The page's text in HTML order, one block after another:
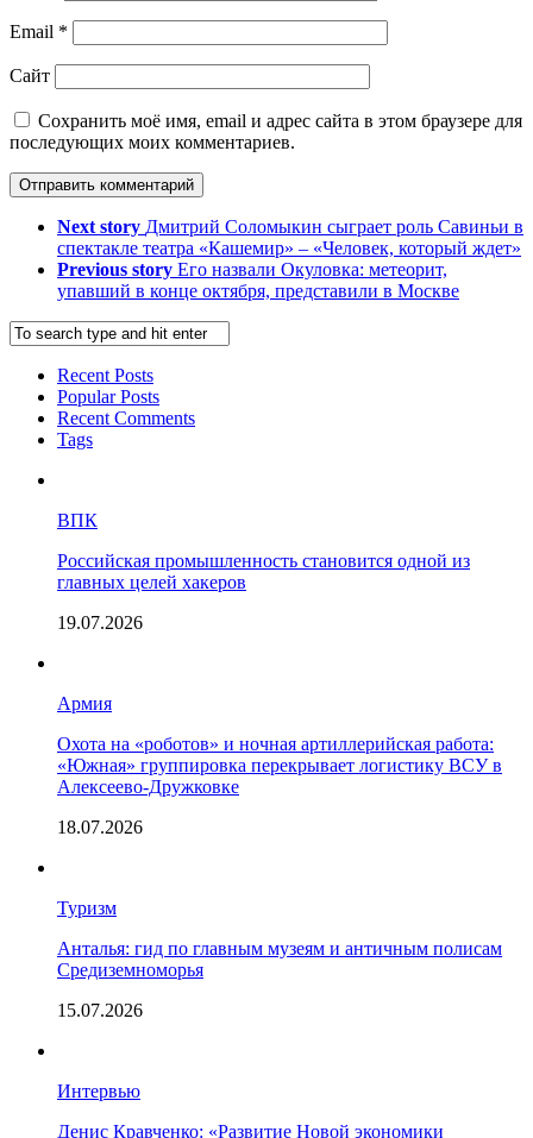
Email *
Сайт
Сохранить моё имя, email и адрес сайта в этом браузере для
последующих моих комментариев.
Next story Дмитрий Соломыкин сыграет роль Савиньи в
спектакле театра «Кашемир» – «Человек, который ждет»
Previous story Его назвали Окуловка: метеорит,
упавший в конце октября, представили в Москве
Recent Posts
Popular Posts
Recent Comments
Tags
ВПК
Российская промышленность становится одной из
главных целей хакеров
19.07.2026
Армия
Охота на «роботов» и ночная артиллерийская работа:
«Южная» группировка перекрывает логистику ВСУ в
Алексеево-Дружковке
18.07.2026
Туризм
Анталья: гид по главным музеям и античным полисам
Средиземноморья
15.07.2026
Интервью
Денис Кравченко: «Развитие Новой экономики